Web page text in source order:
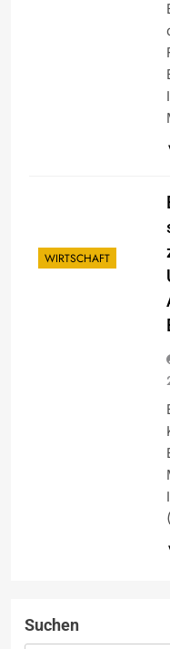
WIRTSCHAFT
Suchen